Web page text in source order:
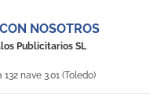
NOSOTROS
Publicitarios SL
nave 3.01 (Toledo)